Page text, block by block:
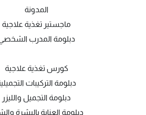
المدونة
ماجستير تغذية علاجية
دبلومة المدرب
كورس تغذية علاجية
دبلومة التركيبات
دبلومة التجميل والليزر
دبلومة العناية بالبشرة